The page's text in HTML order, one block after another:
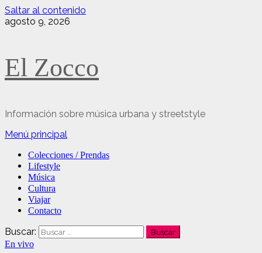
Saltar al contenido
agosto 9, 2026
El Zocco
Información sobre música urbana y streetstyle
Menú principal
Colecciones / Prendas
Lifestyle
Música
Cultura
Viajar
Contacto
Buscar:
En vivo